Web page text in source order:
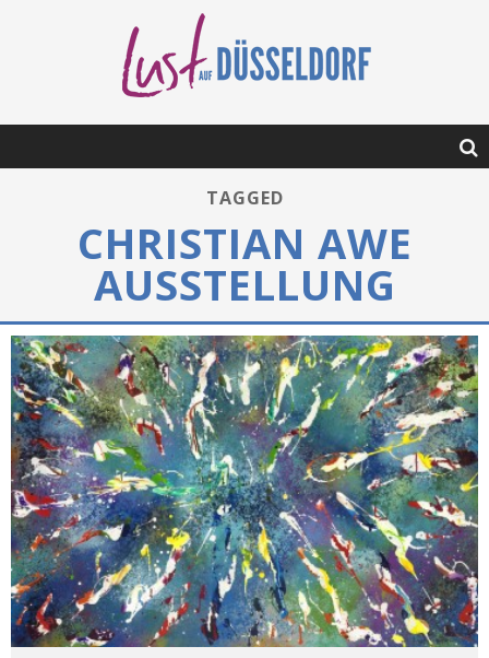
TAGGED
CHRISTIAN AWE
AUSSTELLUNG